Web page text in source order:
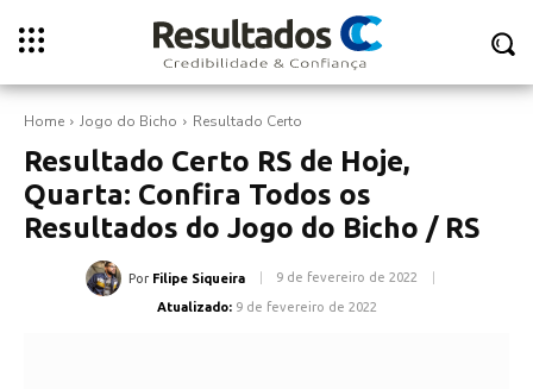
Home Jogo do Bicho Resultado Certo
Resultado Certo RS de Hoje,
Quarta: Confira Todos os
Resultados do Jogo do Bicho / RS
Por Filipe Siqueira 9 de fevereiro de 2022
Atualizado: 9 de fevereiro de 2022